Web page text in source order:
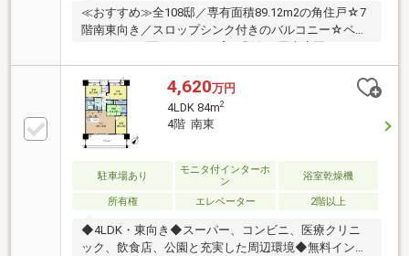
≪おすすめ≫全108邸／専有面積89.12m2の角住戸☆7
階南東向き／スロップシンク付きのバルコニー☆ペッ
のふれあい広場☆LDK／ウォールドアの開放で、約
24.4帖の広さ☆キッチン／Takara Standard製 食洗器
付き☆≪交通≫JR鹿児島本線『新宮中央駅』 徒歩2
分♪西鉄貝塚線『西鉄新宮駅』 徒歩17分♪≪周辺施設
≫◆ライフガーデン新宮中央 徒歩13分♪◆ローソン新
宮緑ヶ浜四丁目店 徒歩4分♪◆ゆめマート新宮 徒歩7分
♪◆カインズ福岡新宮店 徒歩16分♪◆IKEA福岡新宮 徒
4,620万円
4LDK 84m2
4階 南東
駐車場あり
モニタ付インターホ
ン
浴室乾燥機
所有権 エレベーター 2階以上
◆4LDK・東向き◆スーパー、コンビニ、医療クリニ
ック、飲食店、公園と充実した周辺環境◆無料インタ